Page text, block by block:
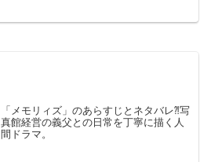
「メモリィズ」のあらすじとネタバレ⁈写
真館経営の義父との日常を丁寧に描く人
間ドラマ。